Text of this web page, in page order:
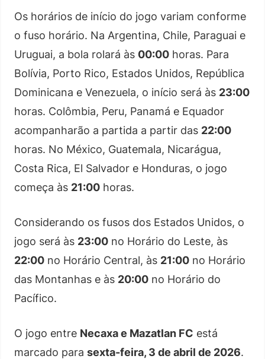
Os horários de início do jogo variam conforme
o fuso horário. Na Argentina, Chile, Paraguai e
Uruguai, a bola rolará às 00:00 horas. Para
Bolívia, Porto Rico, Estados Unidos, República
Dominicana e Venezuela, o início será às 23:00
horas. Colômbia, Peru, Panamá e Equador
acompanharão a partida a partir das 22:00
horas. No México, Guatemala, Nicarágua,
Costa Rica, El Salvador e Honduras, o jogo
começa às 21:00 horas.
Considerando os fusos dos Estados Unidos, o
jogo será às 23:00 no Horário do Leste, às
22:00 no Horário Central, às 21:00 no Horário
das Montanhas e às 20:00 no Horário do
Pacífico.
O jogo entre Necaxa e Mazatlan FC está
marcado para sexta-feira, 3 de abril de 2026.